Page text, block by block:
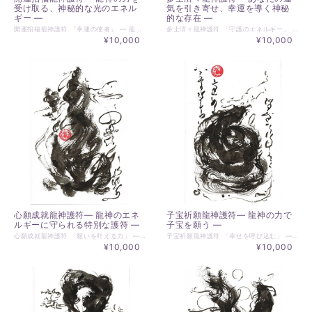
受け取る、神秘的な光のエネル
ギー ―
¥10,000
気を引き寄せ、幸運を導く神秘
的な存在 ―
¥10,000
心願成就龍神護符― 龍神のエネ
ルギーに守られる特別な護符 ―
¥10,000
子宝祈願龍神護符― 龍神の力で
子宝を願う ―
¥10,000